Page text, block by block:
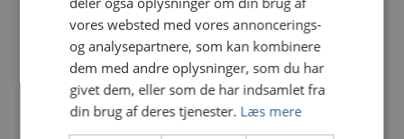
Efter lidt snak frem og tilbage findes der ud af,
hvor turen går hen. Vi plejer at deles i mindre
grupper, og kører så i private biler ud til det sted,
de enkelte føler for lige den tirsdag.
vores websted med vores annoncerings-
og analysepartnere, som kan kombinere
dem med andre oplysninger, som du har
givet dem, eller som de har indsamlet fra
din brug af deres tjenester. Læs mere